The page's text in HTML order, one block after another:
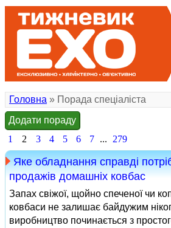
Головна » Порада спеціаліста
Додати пораду
1
2 3 4 5 6 7 ... 279
Яке обладнання справді
продажів домашніх ковбас
Запах свіжої, щойно спеченої чи
ковбаси не залишає байдужим
виробництво починається з